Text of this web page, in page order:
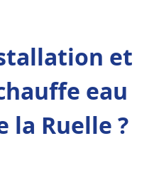
et
eau
la Ruelle ?